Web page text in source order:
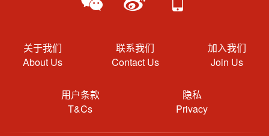
关于我们
About Us
联系我们
Contact Us
加入我们
Join Us
用户条款
T&Cs
隐私
Privacy